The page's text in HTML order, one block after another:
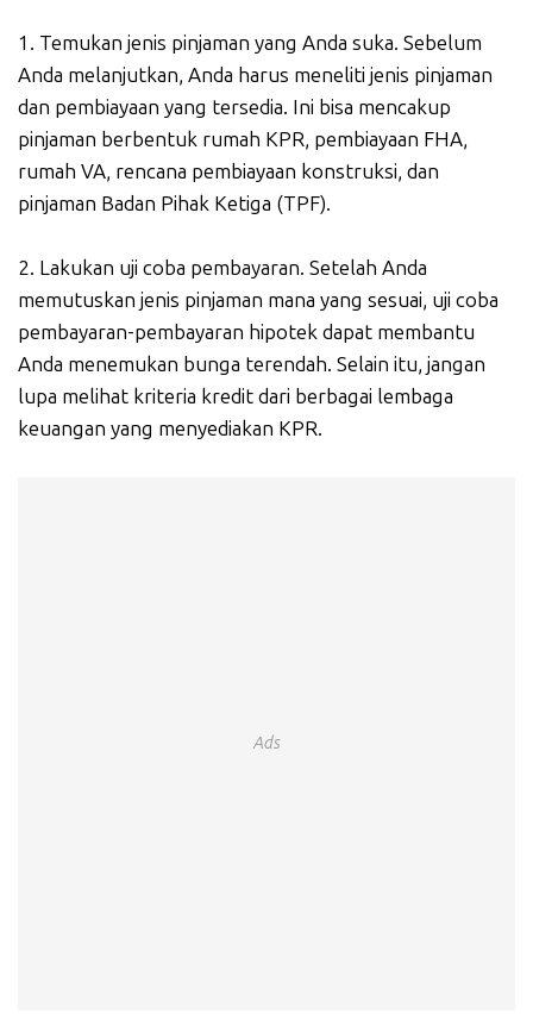
1. Temukan jenis pinjaman yang Anda suka. Sebelum
Anda melanjutkan, Anda harus meneliti jenis pinjaman
dan pembiayaan yang tersedia. Ini bisa mencakup
pinjaman berbentuk rumah KPR, pembiayaan FHA,
rumah VA, rencana pembiayaan konstruksi, dan
pinjaman Badan Pihak Ketiga (TPF).
2. Lakukan uji coba pembayaran. Setelah Anda
memutuskan jenis pinjaman mana yang sesuai, uji coba
pembayaran-pembayaran hipotek dapat membantu
Anda menemukan bunga terendah. Selain itu, jangan
lupa melihat kriteria kredit dari berbagai lembaga
keuangan yang menyediakan KPR.
Ads